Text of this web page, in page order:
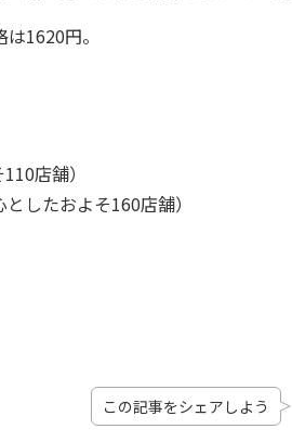
1620円。
店舗）
したおよそ160店舗）
この記事をシェアしよう